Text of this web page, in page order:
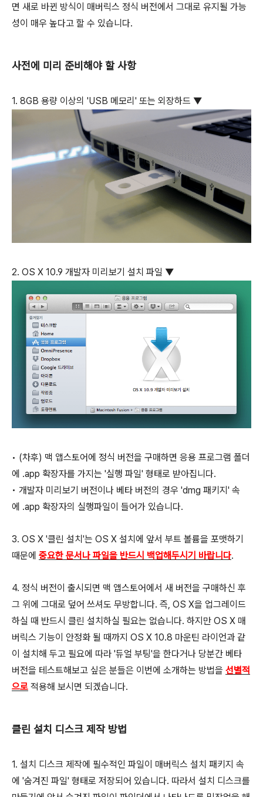
면 새로 바뀐 방식이 매버릭스 정식 버전에서 그대로 유지될 가능
성이 매우 높다고 할 수 있습니다.
사전에 미리 준비해야 할 사항
1. 8GB 용량 이상의 'USB 메모리' 또는 외장하드 ▼
2. OS X 10.9 개발자 미리보기 설치 파일 ▼
• (차후) 맥 앱스토어에 정식 버전을 구매하면 응용 프로그램 폴더
에 .app 확장자를 가지는 '실행 파일' 형태로 받아집니다.
• 개발자 미리보기 버전이나 베타 버전의 경우 'dmg 패키지' 속
에 .app 확장자의 실행파일이 들어가 있습니다.
3. OS X '클린 설치'는 OS X 설치에 앞서 부트 볼륨을 포맷하기
때문에 중요한 문서나 파일을 반드시 백업해두시기 바랍니다.
4. 정식 버전이 출시되면 맥 앱스토어에서 새 버전을 구매하신 후
그 위에 그대로 덮어 쓰셔도 무방합니다. 즉, OS X을 업그레이드
하실 때 반드시 클린 설치하실 필요는 없습니다. 하지만 OS X 매
버릭스 기능이 안정화 될 때까지 OS X 10.8 마운틴 라이언과 같
이 설치해 두고 필요에 따라 '듀얼 부팅'을 한다거나 당분간 베타
버전을 테스트해보고 싶은 분들은 이번에 소개하는 방법을 선별적
으로 적용해 보시면 되겠습니다.
클린 설치 디스크 제작 방법
1. 설치 디스크 제작에 필수적인 파일이 매버릭스 설치 패키지 속
에 '숨겨진 파일' 형태로 저장되어 있습니다. 따라서 설치 디스크를